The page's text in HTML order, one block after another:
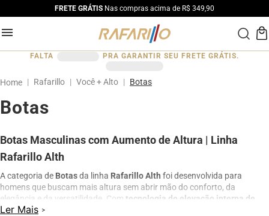
FRETE GRÁTIS Nas compras acima de R$ 349,90
FALTA PRA GARANTIR SEU FRETE GRÁTIS.
Rafarillo Você + Alto Botas
Botas
Botas Masculinas com Aumento de Altura | Linha
Rafarillo Alth
A categoria de Botasda linha Rafarillo Alth foi desenvolvida para
homens que buscam mais altura sem abrir mão do conforto, da
elegância e da versatilidade. Com tecnologia de elevação interna de
até 7 cm, as botas proporcionam ganho de altura de forma natural,
Ler Mais